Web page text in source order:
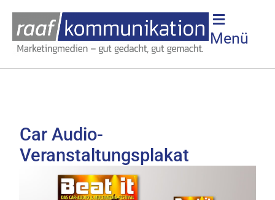
Menü
Car Audio-
Veranstaltungsplakat